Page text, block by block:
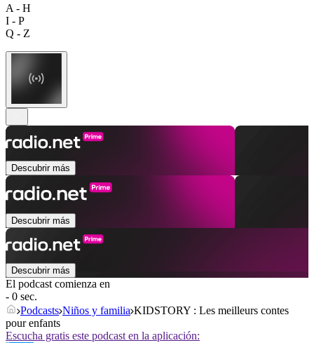
A - H
I - P
Q - Z
Descubrir más
Descubrir más
Descubrir más
El podcast comienza en
- 0 sec.
Podcasts Niños y familia KIDSTORY : Les meilleurs contes
pour enfants
Escucha gratis este podcast en la aplicación: